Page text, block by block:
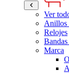
Ver
Anillos
Relojes
Marca